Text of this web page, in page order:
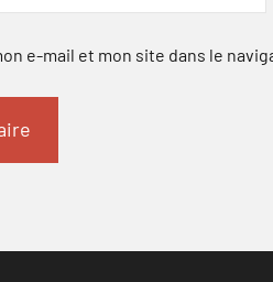
e-mail et mon site dans le